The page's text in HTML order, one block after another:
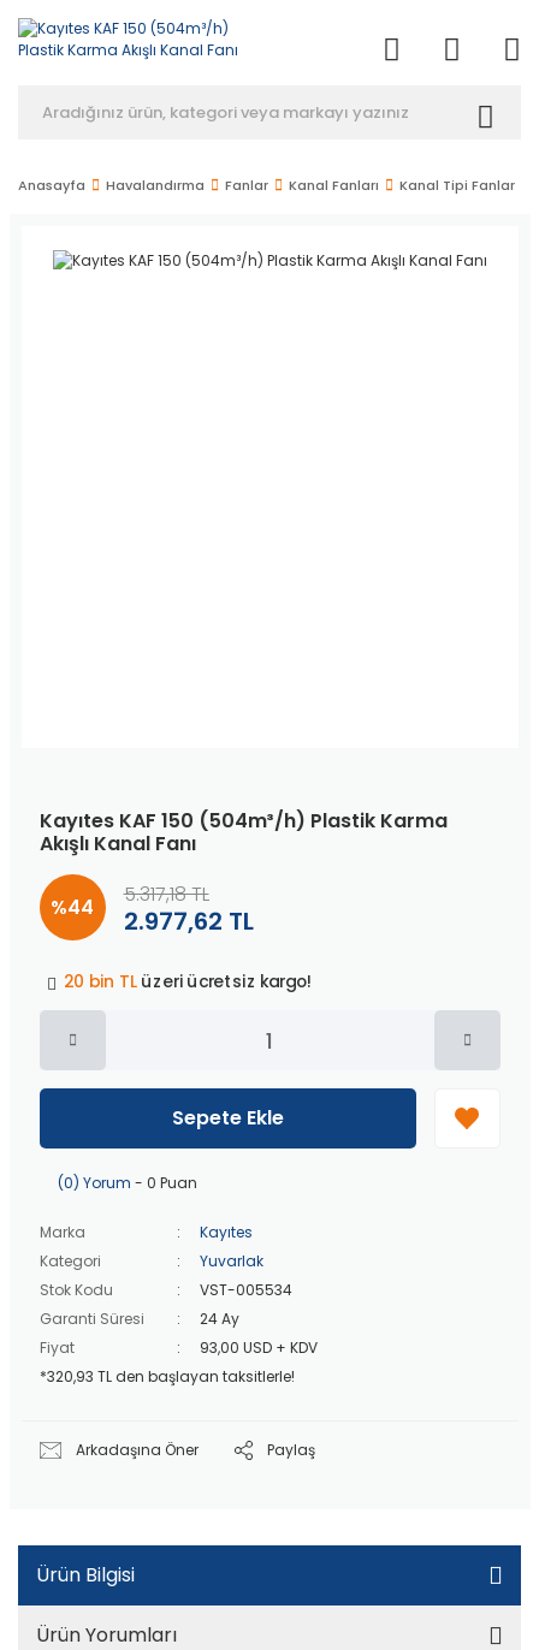
Anasayfa Havalandırma Fanlar Kanal Fanları Kanal Tipi Fanlar
Kayıtes KAF 150 (504m³/h) Plastik Karma
Akışlı Kanal Fanı
%44 2.977,62 TL
5.317,18 TL
20 bin TLüzeri ücretsiz kargo!
40 bin TL
Peşin fiyatına
üzeri ücretsiz kargo!
üzeri ücretsiz kargo!
40 bin TLüzeri özel teklif!
Sepete Ekle
(0) Yorum - 0 Puan
Marka
Kayıtes
Kategori
Yuvarlak
Stok Kodu
VST-005534
Garanti Süresi
24 Ay
Fiyat
93,00 USD + KDV
*320,93 TL den başlayan taksitlerle!
Arkadaşına Öner Paylaş
Ürün Bilgisi
Ürün Yorumları